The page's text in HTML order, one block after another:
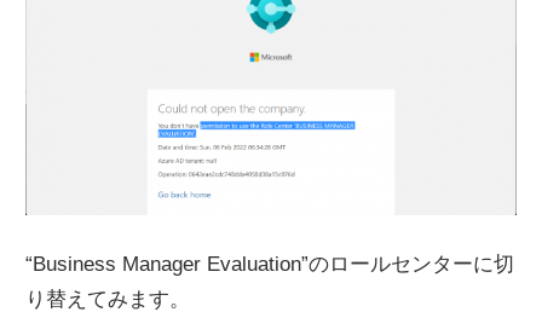
“Business Manager Evaluation”のロールセンターに切
り替えてみます。